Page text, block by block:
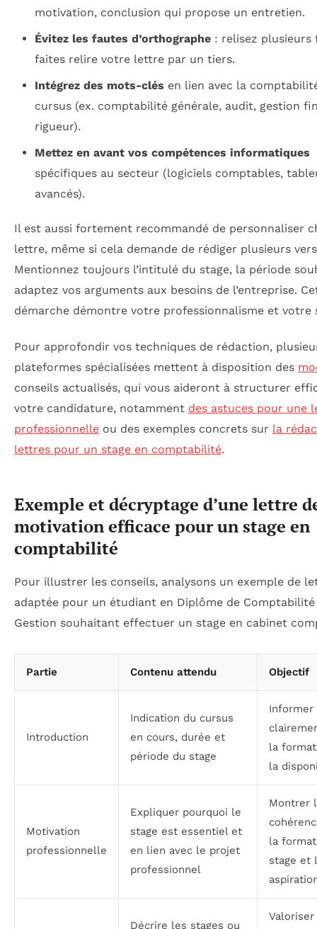
motivation, conclusion qui propose un entretien.
Évitez les fautes d’orthographe: relisez plusieurs
faites relire votre lettre par un tiers.
Intégrez des mots-clés en lien avec la
cursus (ex. comptabilité générale, audit, gestion
rigueur).
Mettez en avant vos compétences informatiques
spécifiques au secteur (logiciels comptables,
avancés).
Il est aussi fortement recommandé de personnaliser
lettre, même si cela demande de rédiger plusieurs
Mentionnez toujours l’intitulé du stage, la période
adaptez vos arguments aux besoins de l’entreprise.
démarche démontre votre professionnalisme et votre
Pour approfondir vos techniques de rédaction,
plateformes spécialisées mettent à disposition des
conseils actualisés, qui vous aideront à structurer
votre candidature, notamment des astuces pour une
professionnelle ou des exemples concrets sur la
lettres pour un stage en comptabilité.
Exemple et décryptage d’une lettre
motivation efficace pour un stage en
comptabilité
Pour illustrer les conseils, analysons un exemple de
adaptée pour un étudiant en Diplôme de
Gestion souhaitant effectuer un stage en cabinet
Partie Contenu attendu Objectif
Introduction
Indication du cursus
en cours, durée et
période du stage
Informer
la
la
Motivation
professionnelle
Expliquer pourquoi le
stage est essentiel et
en lien avec le projet
professionnel
Montrer
la
stage et
Décrire les stages ou